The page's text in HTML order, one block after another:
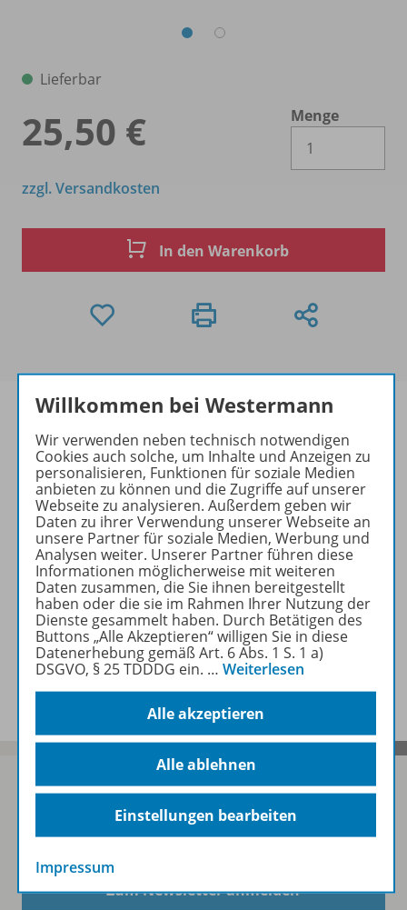
Lieferbar
25,50 €
Menge
zzgl. Versandkosten
In den Warenkorb
Produktinformationen
Beschreibung
Zugehörige Produkte
Benachrichtigungs-Service
Zum Newsletter anmelden
Willkommen bei Westermann
Wir verwenden neben technisch notwendigen
Cookies auch solche, um Inhalte und Anzeigen zu
personalisieren, Funktionen für soziale Medien
anbieten zu können und die Zugriffe auf unserer
Webseite zu analysieren. Außerdem geben wir
Daten zu ihrer Verwendung unserer Webseite an
unsere Partner für soziale Medien, Werbung und
Analysen weiter. Unserer Partner führen diese
Informationen möglicherweise mit weiteren
Daten zusammen, die Sie ihnen bereitgestellt
haben oder die sie im Rahmen Ihrer Nutzung der
Dienste gesammelt haben. Durch Betätigen des
Buttons „Alle Akzeptieren“ willigen Sie in diese
Datenerhebung gemäß Art. 6 Abs. 1 S. 1 a)
DSGVO, § 25 TDDDG ein. … Weiterlesen
Alle akzeptieren
Alle ablehnen
Einstellungen bearbeiten
Impressum